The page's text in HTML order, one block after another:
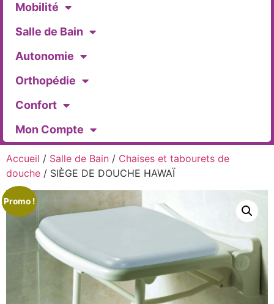
Mobilité
Salle de Bain
Autonomie
Orthopédie
Confort
Mon Compte
Accueil / Salle de Bain / Chaises et tabourets de
douche / SIÈGE DE DOUCHE HAWAÏ
Promo !